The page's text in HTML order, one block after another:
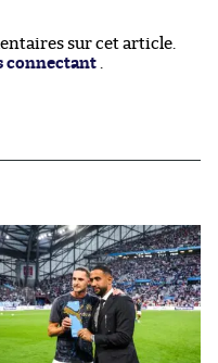
sur cet article.
connectant